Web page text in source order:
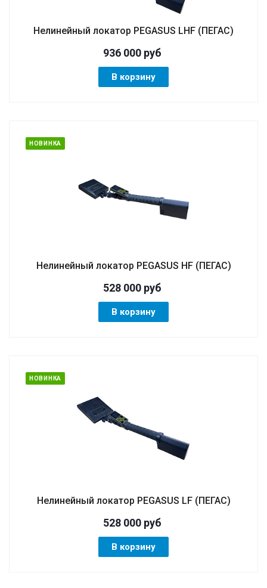
Нелинейный локатор PEGASUS LHF (ПЕГАС)
936 000руб
В корзину
НОВИНКА
Нелинейный локатор PEGASUS HF (ПЕГАС)
528 000руб
В корзину
НОВИНКА
Нелинейный локатор PEGASUS LF (ПЕГАС)
528 000руб
В корзину